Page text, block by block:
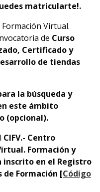
matricularte!.
Virtual.
de Curso
Certificado y
de tiendas
la búsqueda y
este ámbito
(opcional).
CIFV.- Centro
Formación y
inscrito en el Registro
de Formación [Código